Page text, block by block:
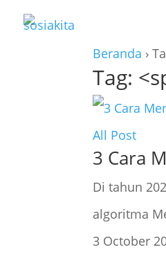
Beranda ›
Tag:
All Post
3 Cara
Di tahun
algoritma
3 October